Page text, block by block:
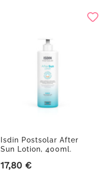
Isdin Postsolar After
Sun Lotion, 400ml.
Precio
17,80 €